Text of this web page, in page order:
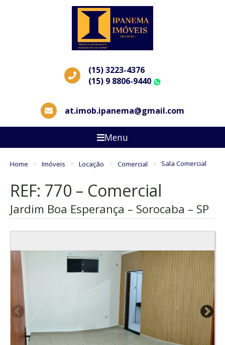
(15) 3223-4376
(15) 9 8806-9440
at.imob.ipanema@gmail.com
Menu
Home Imóveis Locação Comercial Sala Comercial
REF: 770 – Comercial
Jardim Boa Esperança – Sorocaba – SP